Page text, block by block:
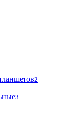
2
3